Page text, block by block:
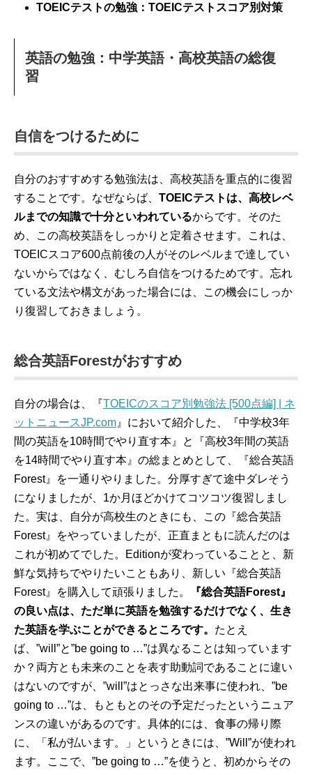
TOEICテストの勉強：TOEICテストスコア別対策
英語の勉強：中学英語・高校英語の総復
習
自信をつけるために
自分のおすすめする勉強法は、高校英語を重点的に復習
することです。なぜならば、 TOEICテストは、高校レベ
ルまでの知識で十分といわれているからです。そのた
め、この高校英語をしっかりと定着させます。これは、
TOEICスコア600点前後の人がそのレベルまで達してい
ないからではなく、むしろ自信をつけるためです。忘れ
ている文法や構文があった場合には、この機会にしっか
り復習しておきましょう。
総合英語Forestがおすすめ
自分の場合は、『TOEICのスコア別勉強法 [500点編] | ネ
ットニュースJP.com 』において紹介した、『中学校3年
間の英語を10時間でやり直す本』と『高校3年間の英語
を14時間でやり直す本』の総まとめとして、『総合英語
Forest』を一通りやりました。分厚すぎて途中ダレそう
になりましたが、1か月ほどかけてコツコツ復習しまし
た。実は、自分が高校生のときにも、この『総合英語
Forest』をやっていましたが、正直まともに読んだのは
これが初めてでした。Editionが変わっていることと、新
鮮な気持ちでやりたいこともあり、新しい『総合英語
Forest』を購入して頑張りました。
『総合英語Forest』
の良い点は、ただ単に英語を勉強するだけでなく、生き
た英語を学ぶことができるところです。 たとえ
ば、”will”と”be going to …”は異なることは知っています
か？両方とも未来のことを表す助動詞であることに違い
はないのですが、”will”はとっさな出来事に使われ、”be
going to …”は、もともとのその予定だったというニュア
ンスの違いがあるのです。具体的には、食事の帰り際
に、「私が払います。」というときには、”Will”が使われ
ます。ここで、”be going to …”を使うと、初めからその